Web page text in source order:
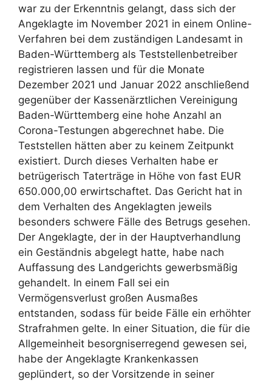
war zu der Erkenntnis gelangt, dass sich der
Angeklagte im November 2021 in einem Online-
Verfahren bei dem zuständigen Landesamt in
Baden-Württemberg als Teststellenbetreiber
registrieren lassen und für die Monate
Dezember 2021 und Januar 2022 anschließend
gegenüber der Kassenärztlichen Vereinigung
Baden-Württemberg eine hohe Anzahl an
Corona-Testungen abgerechnet habe. Die
Teststellen hätten aber zu keinem Zeitpunkt
existiert. Durch dieses Verhalten habe er
betrügerisch Taterträge in Höhe von fast EUR
650.000,00 erwirtschaftet. Das Gericht hat in
dem Verhalten des Angeklagten jeweils
besonders schwere Fälle des Betrugs gesehen.
Der Angeklagte, der in der Hauptverhandlung
ein Geständnis abgelegt hatte, habe nach
Auffassung des Landgerichts gewerbsmäßig
gehandelt. In einem Fall sei ein
Vermögensverlust großen Ausmaßes
entstanden, sodass für beide Fälle ein erhöhter
Strafrahmen gelte. In einer Situation, die für die
Allgemeinheit besorgniserregend gewesen sei,
habe der Angeklagte Krankenkassen
geplündert, so der Vorsitzende in seiner